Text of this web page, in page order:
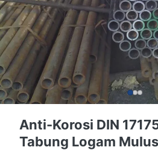
Anti-Korosi DIN
Tabung Logam